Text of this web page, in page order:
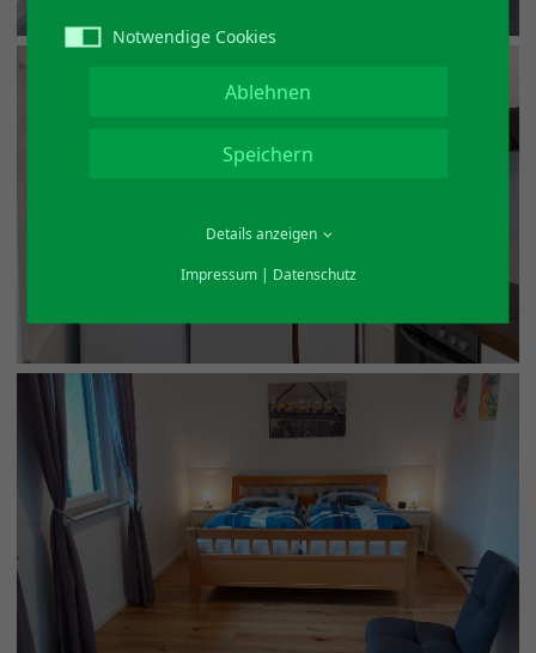
Notwendige Cookies
Ablehnen
Speichern
Details anzeigen
Impressum| Datenschutz